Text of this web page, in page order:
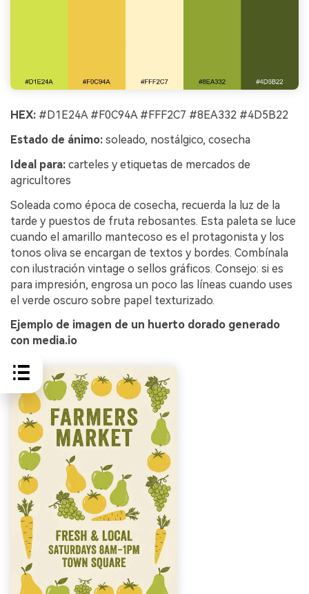
HEX: #D1E24A #F0C94A #FFF2C7 #8EA332 #4D5B22
Estado de ánimo: soleado, nostálgico, cosecha
Ideal para: carteles y etiquetas de mercados de
agricultores
Soleada como época de cosecha, recuerda la luz de la
tarde y puestos de fruta rebosantes. Esta paleta se luce
cuando el amarillo mantecoso es el protagonista y los
tonos oliva se encargan de textos y bordes. Combínala
con ilustración vintage o sellos gráficos. Consejo: si es
para impresión, engrosa un poco las líneas cuando uses
el verde oscuro sobre papel texturizado.
Ejemplo de imagen de un huerto dorado generado
con media.io